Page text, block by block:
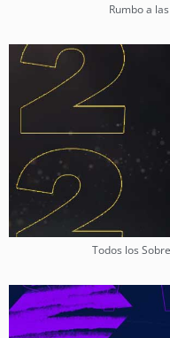
Rumbo a
Todos los